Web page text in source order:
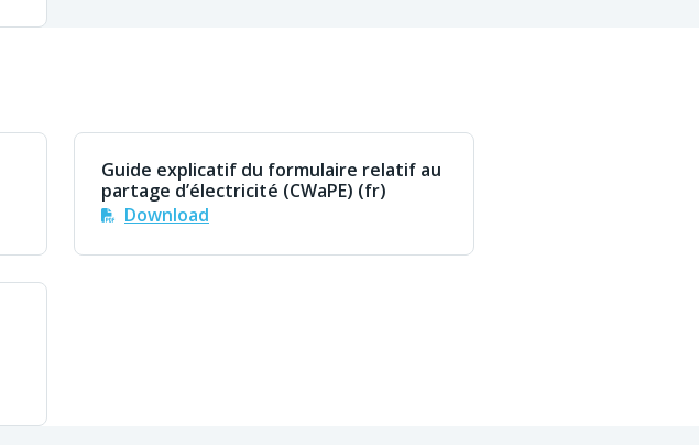
Guide explicatif du formulaire relatif au
partage d’électricité (CWaPE) (fr)
Download